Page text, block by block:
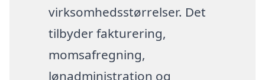
virksomhedsstørrelser. Det
tilbyder fakturering,
momsafregning,
lønadministration og